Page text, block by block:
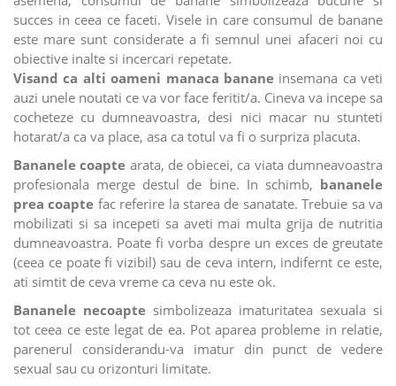
succes in ceea ce faceti. Visele in care consumul de banane
este mare sunt considerate a fi semnul unei afaceri noi cu
obiective inalte si incercari repetate.
Visand ca alti oameni manaca bananeinsemana ca veti
auzi unele noutati ce va vor face feritit/a. Cineva va incepe sa
cocheteze cu dumneavoastra, desi nici macar nu stunteti
hotarat/a ca va place, asa ca totul va fi o surpriza placuta.
Bananele coapte arata, de obiecei, ca viata dumneavoastra
profesionala merge destul de bine. In schimb, bananele
prea coapte fac referire la starea de sanatate. Trebuie sa va
mobilizati si sa incepeti sa aveti mai multa grija de nutritia
dumneavoastra. Poate fi vorba despre un exces de greutate
(ceea ce poate fi vizibil) sau de ceva intern, indifernt ce este,
ati simtit de ceva vreme ca ceva nu este ok.
Bananele necoapte simbolizeaza imaturitatea sexuala si
tot ceea ce este legat de ea. Pot aparea probleme in relatie,
parenerul considerandu-va imatur din punct de vedere
sexual sau cu orizonturi limitate.